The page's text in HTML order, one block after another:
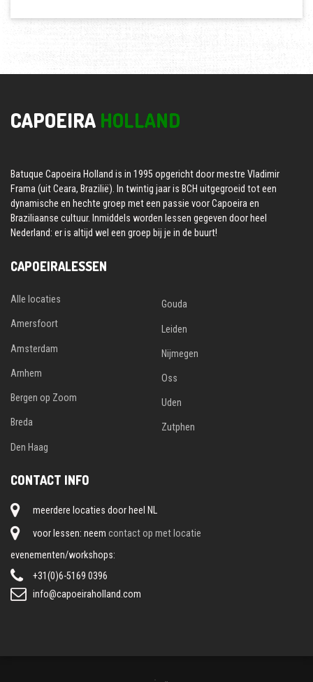
CAPOEIRA HOLLAND
Batuque Capoeira Holland is in 1995 opgericht door mestre Vladimir
Frama (uit Ceara, Brazilië). In twintig jaar is BCH uitgegroeid tot een
dynamische en hechte groep met een passie voor Capoeira en
Braziliaanse cultuur. Inmiddels worden lessen gegeven door heel
Nederland: er is altijd wel een groep bij je in de buurt!
CAPOEIRALESSEN
Alle locaties
Amersfoort
Amsterdam
Arnhem
Bergen op Zoom
Breda
Den Haag
Gouda
Leiden
Nijmegen
Oss
Uden
Zutphen
CONTACT INFO
meerdere locaties door heel NL
voor lessen: neemcontact op met locatie
evenementen/workshops:
+31(0)6-5169 0396
info@capoeiraholland.com